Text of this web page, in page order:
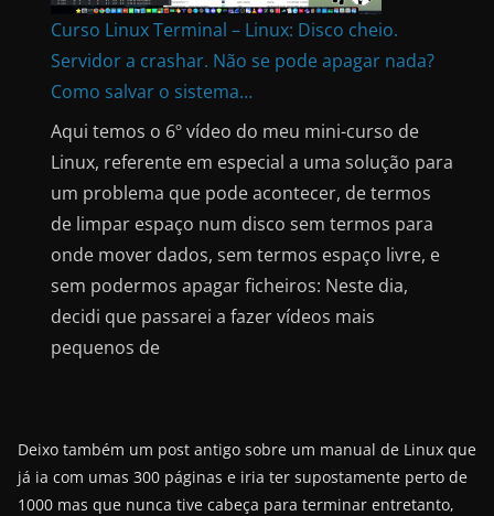
Curso Linux Terminal – Linux: Disco cheio.
Servidor a crashar. Não se pode apagar nada?
Como salvar o sistema…
Aqui temos o 6º vídeo do meu mini-curso de
Linux, referente em especial a uma solução para
um problema que pode acontecer, de termos
de limpar espaço num disco sem termos para
onde mover dados, sem termos espaço livre, e
sem podermos apagar ficheiros: Neste dia,
decidi que passarei a fazer vídeos mais
pequenos de
Deixo também um post antigo sobre um manual de Linux que
já ia com umas 300 páginas e iria ter supostamente perto de
1000 mas que nunca tive cabeça para terminar entretanto,